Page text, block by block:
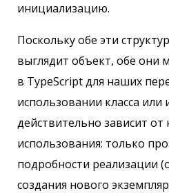
инициализацию.
Поскольку обе эти
выглядит объект, обе они
в TypeScript для наших
использовании класса или
действительно зависит
использования: только
подробности реализации
создания нового